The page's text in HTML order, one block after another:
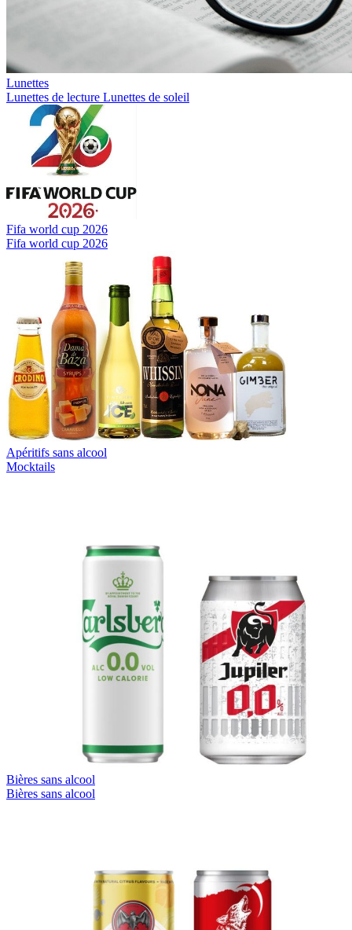
Lunettes
Lunettes de lecture Lunettes de soleil
Fifa world cup 2026
Fifa world cup 2026
Apéritifs sans alcool
Mocktails
Bières sans alcool
Bières sans alcool